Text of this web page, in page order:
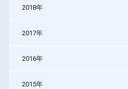
2018年
2017年
2016年
2015年